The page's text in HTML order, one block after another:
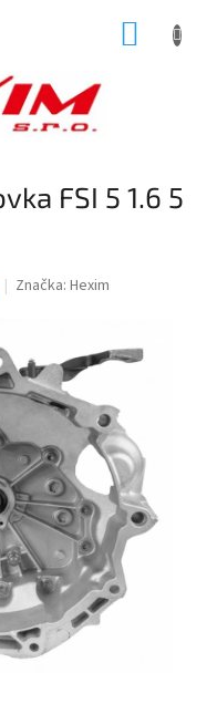
FSI 5 1.6 5
Značka: Hexim